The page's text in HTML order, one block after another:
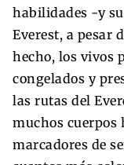
habilidades -y
Everest, a pesar
hecho, los vivos
congelados y
las rutas del
muchos cuerpos
marcadores de